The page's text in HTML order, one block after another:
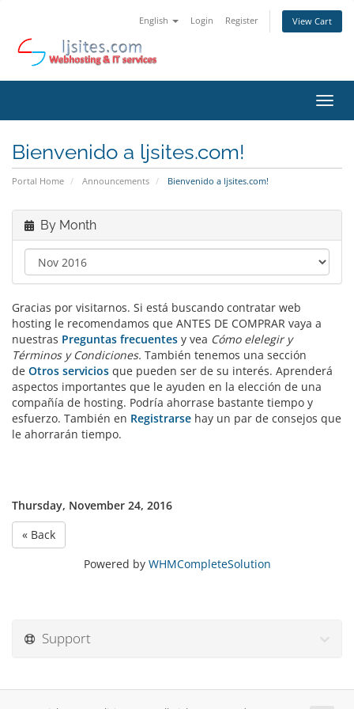
English Login Register View Cart
Bienvenido a ljsites.com!
Portal Home Announcements Bienvenido a ljsites.com!
By Month
Gracias por visitarnos. Si está buscando contratar web
hosting le recomendamos que ANTES DE COMPRAR vaya a
nuestras Preguntas frecuentes y vea Cómo elelegir y
Términos y Condiciones. También tenemos una sección
de Otros servicios que pueden ser de su interés. Aprenderá
aspectos importantes que le ayuden en la elección de una
compañía de hosting. Podría ahorrase bastante tiempo y
esfuerzo. También en Registrarse hay un par de consejos que
le ahorrarán tiempo.
Thursday, November 24, 2016
« Back
Powered by WHMCompleteSolution
Support